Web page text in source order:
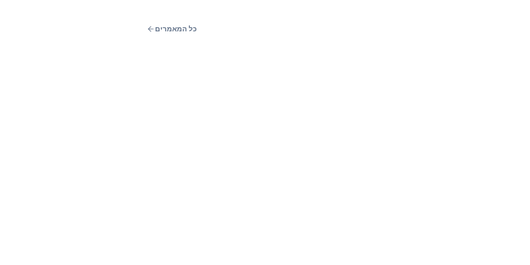
כל המאמרים
שמשגע